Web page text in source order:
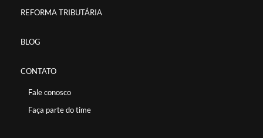
REFORMA TRIBUTÁRIA
BLOG
CONTATO
Fale conosco
Faça parte do time